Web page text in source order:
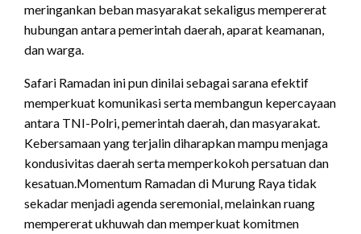
meringankan beban masyarakat sekaligus mempererat
hubungan antara pemerintah daerah, aparat keamanan,
dan warga.
Safari Ramadan ini pun dinilai sebagai sarana efektif
memperkuat komunikasi serta membangun kepercayaan
antara TNI-Polri, pemerintah daerah, dan masyarakat.
Kebersamaan yang terjalin diharapkan mampu menjaga
kondusivitas daerah serta memperkokoh persatuan dan
kesatuan.Momentum Ramadan di Murung Raya tidak
sekadar menjadi agenda seremonial, melainkan ruang
mempererat ukhuwah dan memperkuat komitmen